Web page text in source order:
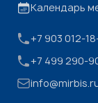
Календарь
+7 903 012-
+7 499 290-